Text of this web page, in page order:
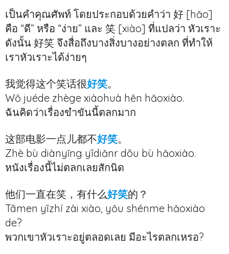
เป็นคำคุณศัพท์ โดยประกอบด้วยคำว่า 好 [hǎo]
คือ “ดี” หรือ “ง่าย” และ 笑 [xiào] ที่แปลว่า หัวเราะ
ดังนั้น 好笑 จึงสื่อถึงบางสิ่งบางอย่างตลก ที่ทำให้
เราหัวเราะได้ง่ายๆ
我觉得这个笑话很好笑。
Wǒ juéde zhège xiàohuà hěn hǎoxiào.
ฉันคิดว่าเรื่องขำขันนี้ตลกมาก
这部电影一点儿都不好笑。
Zhè bù diànyǐng yīdiǎnr dōu bù hǎoxiào.
หนังเรื่องนี้ไม่ตลกเลยสักนิด
他们一直在笑，有什么好笑的？
Tāmen yīzhí zài xiào, yǒu shénme hǎoxiào
de?
พวกเขาหัวเราะอยู่ตลอดเลย มีอะไรตลกเหรอ?